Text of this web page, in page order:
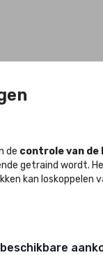
de controle van de
getraind wordt.
kan loskoppelen